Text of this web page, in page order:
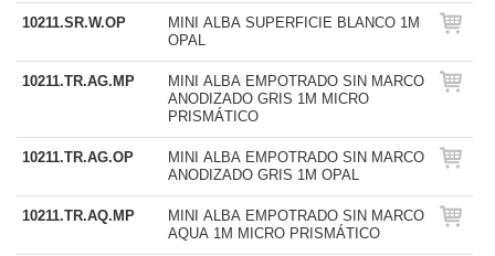
10211.SR.W.OP
MINI ALBA SUPERFICIE BLANCO 1M
OPAL
10211.TR.AG.MP
MINI ALBA EMPOTRADO SIN MARCO
ANODIZADO GRIS 1M MICRO
PRISMÁTICO
10211.TR.AG.OP
MINI ALBA EMPOTRADO SIN MARCO
ANODIZADO GRIS 1M OPAL
10211.TR.AQ.MP
MINI ALBA EMPOTRADO SIN MARCO
AQUA 1M MICRO PRISMÁTICO